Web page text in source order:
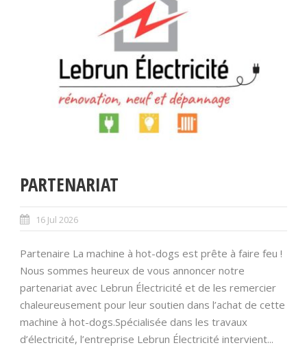
PARTENARIAT
16 Jul 2026
Partenaire La machine à hot-dogs est prête à faire feu !
Nous sommes heureux de vous annoncer notre
partenariat avec Lebrun Électricité et de les remercier
chaleureusement pour leur soutien dans l’achat de cette
machine à hot-dogs.Spécialisée dans les travaux
d’électricité, l’entreprise Lebrun Électricité intervient...